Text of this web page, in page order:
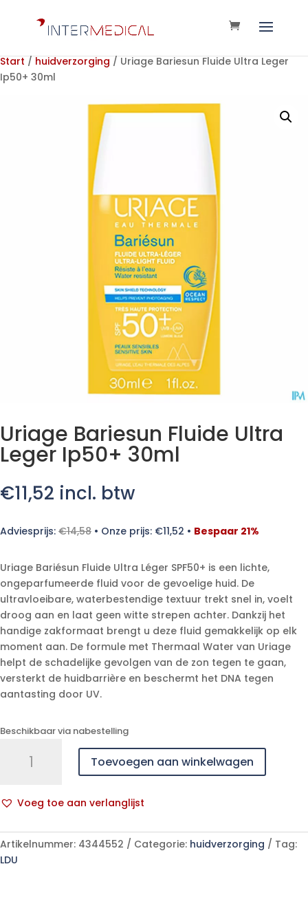
Start / huidverzorging / Uriage Bariesun Fluide Ultra Leger
Ip50+ 30ml
Uriage Bariesun Fluide Ultra
Leger Ip50+ 30ml
€11,52 incl. btw
Adviesprijs: €14,58 • Onze prijs: €11,52 • Bespaar 21%
Uriage Bariésun Fluide Ultra Léger SPF50+ is een lichte,
ongeparfumeerde fluid voor de gevoelige huid. De
ultravloeibare, waterbestendige textuur trekt snel in, voelt
droog aan en laat geen witte strepen achter. Dankzij het
handige zakformaat brengt u deze fluid gemakkelijk op elk
moment aan. De formule met Thermaal Water van Uriage
helpt de schadelijke gevolgen van de zon tegen te gaan,
versterkt de huidbarrière en beschermt het DNA tegen
aantasting door UV.
Beschikbaar via nabestelling
Bariesun
Leger
30ml
aantal
Toevoegen aan winkelwagen
Voeg toe aan verlanglijst
l
t
e
Artikelnummer: 4344552 Categorie: huidverzorging
Tag:
LDU